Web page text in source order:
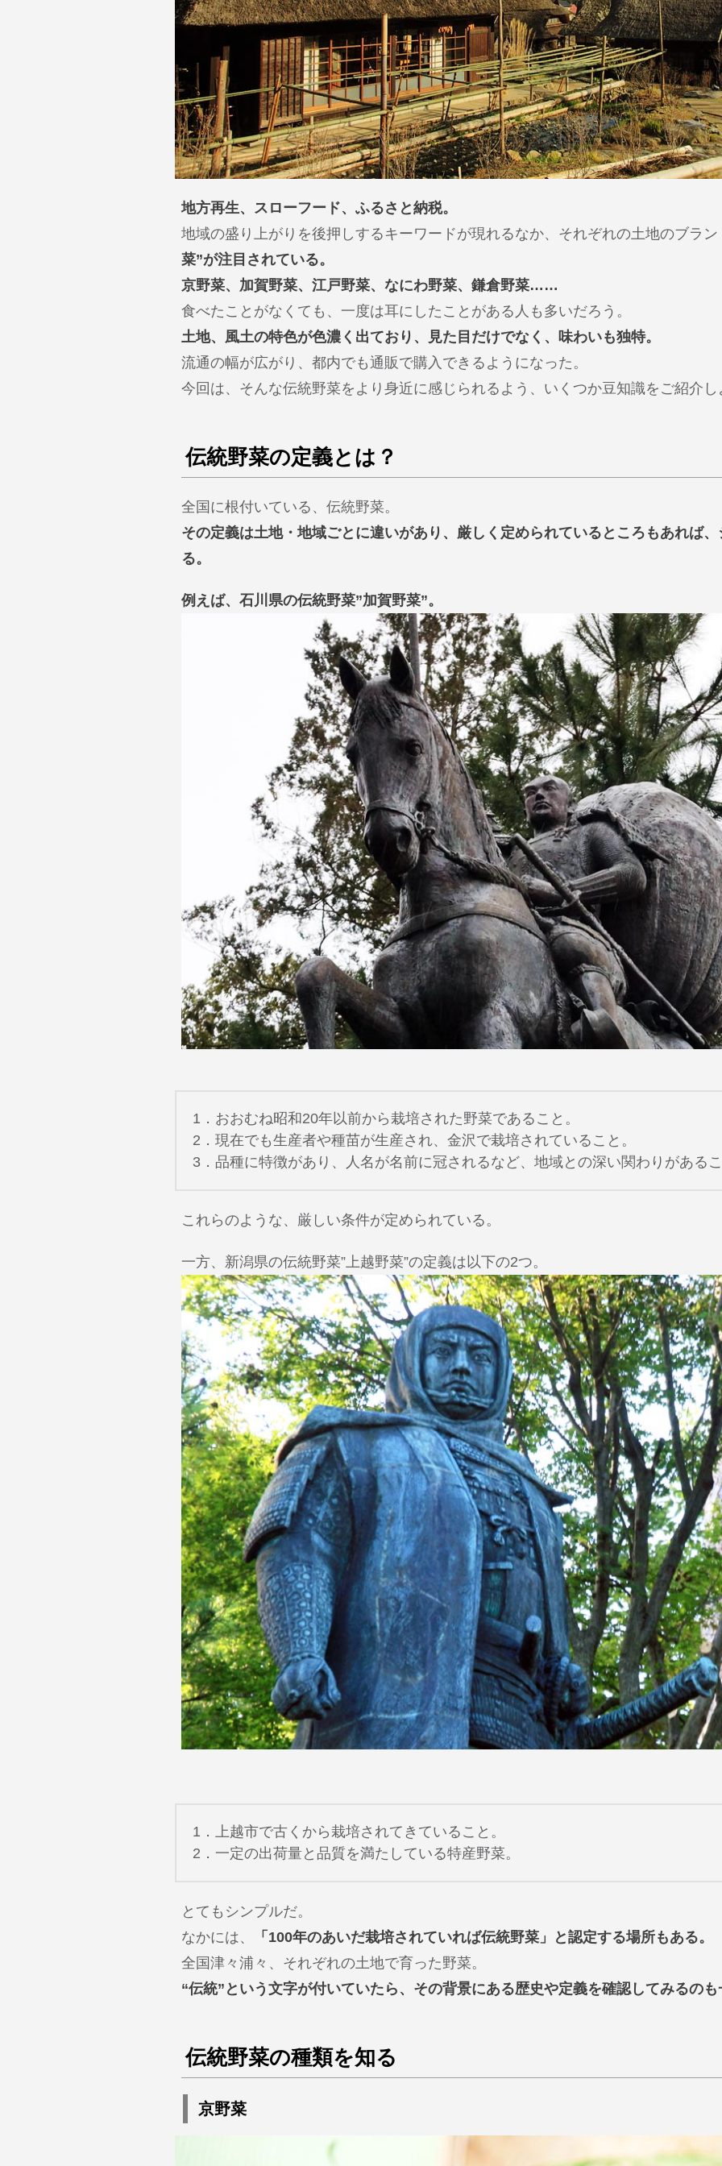
地方再生、スローフード、ふるさと納税。
地域の盛り上がりを後押しするキーワードが現れるなか、それぞれの土地のブラ
菜”が注目されている。
京野菜、加賀野菜、江戸野菜、なにわ野菜、鎌倉野菜……
食べたことがなくても、一度は耳にしたことがある人も多いだろう。
土地、風土の特色が色濃く出ており、見た目だけでなく、味わいも独特。
流通の幅が広がり、都内でも通販で購入できるようになった。
今回は、そんな伝統野菜をより身近に感じられるよう、いくつか豆知識をご紹介し
伝統野菜の定義とは？
全国に根付いている、伝統野菜。
その定義は土地・地域ごとに違いがあり、厳しく定められているところもあれば
る。
例えば、石川県の伝統野菜”加賀野菜”。
1．おおむね昭和20年以前から栽培された野菜であること。
2．現在でも生産者や種苗が生産され、金沢で栽培されていること。
3．品種に特徴があり、人名が名前に冠されるなど、地域との深い関わりがある
これらのような、厳しい条件が定められている。
一方、新潟県の伝統野菜”上越野菜”の定義は以下の2つ。
1．上越市で古くから栽培されてきていること。
2．一定の出荷量と品質を満たしている特産野菜。
とてもシンプルだ。
なかには、
「100年のあいだ栽培されていれば伝統野菜」と認定する場所もある。
全国津々浦々、それぞれの土地で育った野菜。
“伝統”という文字が付いていたら、その背景にある歴史や定義を確認してみるの
伝統野菜の種類を知る
京野菜